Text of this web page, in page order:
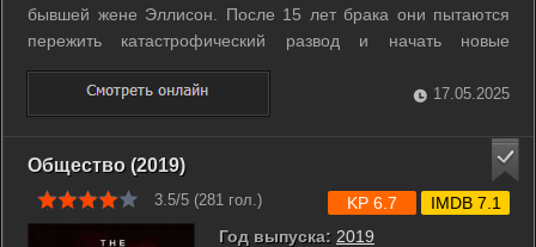
бывшей жене Эллисон. После 15 лет брака они пытаются
пережить катастрофический развод и начать новые
отношения. Он - веселый папа, она - строгая мать. Они
вместе опекают двоих детей: Луизу, политкорректную и
обеспокоенную проблемами экологии ...
17.05.2025
Общество (2019)
3.5/5 (281 гол.)
Год выпуска: 2019
KP 6.7 IMDB 7.1